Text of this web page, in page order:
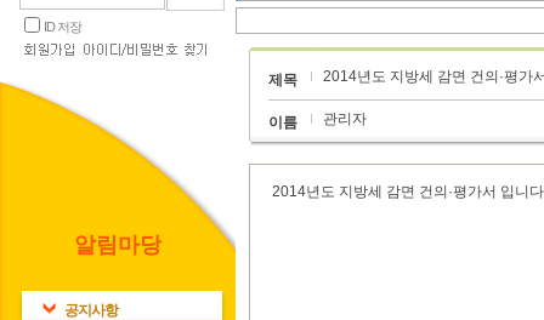
설립목적 및 주요사업
협의회 정관
교육부 주요정책
ID 저장
알림마당
공지사항
제목 2014년도 지방세 감면 건의·평가
이름 관리자
2014년도 지방세 감면 건의·평가서 입니